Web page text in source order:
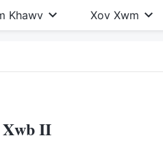
Khawv Xov Xwm
Xwb II